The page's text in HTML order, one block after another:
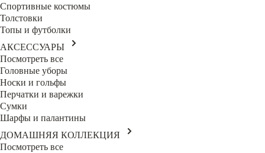
Спортивные костюмы
Толстовки
Топы и футболки
АКСЕССУАРЫ
Посмотреть все
Головные уборы
Носки и гольфы
Перчатки и варежки
Сумки
Шарфы и палантины
ДОМАШНЯЯ КОЛЛЕКЦИЯ
Посмотреть все